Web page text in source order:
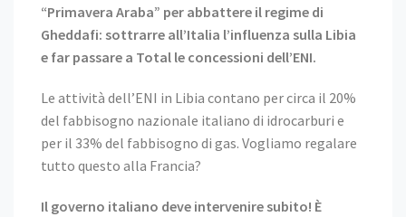
“Primavera Araba” per abbattere il regime di
Gheddafi: sottrarre all’Italia l’influenza sulla Libia
e far passare a Total le concessioni dell’ENI.
Le attività dell’ENI in Libia contano per circa il 20%
del fabbisogno nazionale italiano di idrocarburi e
per il 33% del fabbisogno di gas. Vogliamo regalare
tutto questo alla Francia?
Il governo italiano deve intervenire subito! È